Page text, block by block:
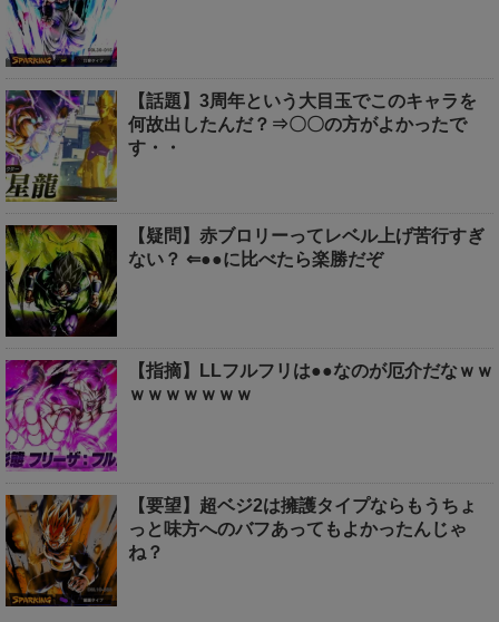
【話題】3周年という大目玉でこのキャラを
何故出したんだ？⇒〇〇の方がよかったで
す・・
【疑問】赤ブロリーってレベル上げ苦行すぎ
ない？ ⇐●●に比べたら楽勝だぞ
【指摘】LLフルフリは●●なのが厄介だなｗｗ
ｗｗｗｗｗｗｗ
【要望】超ベジ2は擁護タイプならもうちょ
っと味方へのバフあってもよかったんじゃ
ね？